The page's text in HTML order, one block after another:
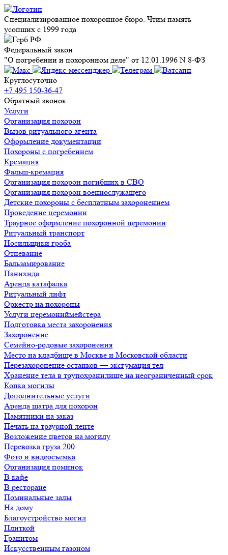
Специализированное похоронное бюро. Чтим память
усопших с 1999 года
Федеральный закон
"О погребении и похоронном деле" от 12.01.1996 N 8-ФЗ
Круглосуточно
+7 495 150-36-47
Обратный звонок
Услуги
Организация похорон
Вызов ритуального агента
Оформление документации
Похороны с погребением
Кремация
Фальш-кремация
Организация похорон погибших в СВО
Организация похорон военнослужащего
Детские похороны с бесплатным захоронением
Проведение церемонии
Траурное оформление похоронной церемонии
Ритуальный транспорт
Носильщики гроба
Отпевание
Бальзамирование
Панихида
Аренда катафалка
Ритуальный лифт
Оркестр на похороны
Услуги церемониймейстера
Подготовка места захоронения
Захоронение
Семейно-родовые захоронения
Место на кладбище в Москве и Московской области
Перезахоронение останков — эксгумация тел
Хранение тела в трупохранилище на неограниченный срок
Копка могилы
Дополнительные услуги
Аренда шатра для похорон
Памятники на заказ
Печать на траурной ленте
Возложение цветов на могилу
Перевозка груза 200
Фото и видеосъемка
Организация поминок
В кафе
В ресторане
Поминальные залы
На дому
Благоустройство могил
Плиткой
Гранитом
Искусственным газоном